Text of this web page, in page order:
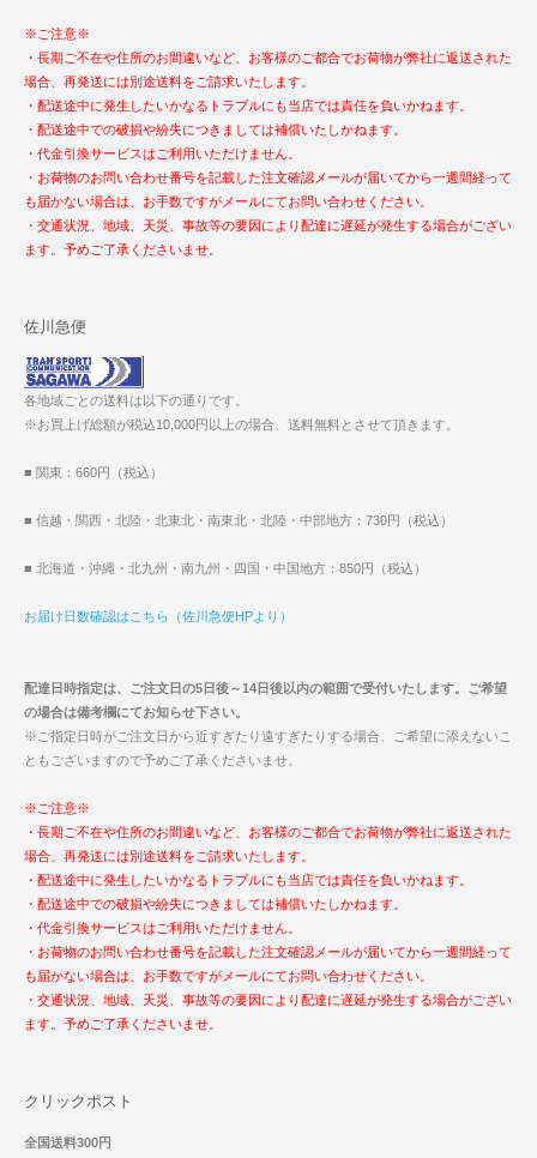
※ご注意※
・長期ご不在や住所のお間違いなど、お客様のご都合でお荷物が弊社に返送された
場合、再発送には別途送料をご請求いたします。
・配送途中に発生したいかなるトラブルにも当店では責任を負いかねます。
・配送途中での破損や紛失につきましては補償いたしかねます。
・代金引換サービスはご利用いただけません。
・お荷物のお問い合わせ番号を記載した注文確認メールが届いてから一週間経って
も届かない場合は、お手数ですがメールにてお問い合わせください。
・交通状況、地域、天災、事故等の要因により配達に遅延が発生する場合がござい
ます。予めご了承くださいませ。
佐川急便
各地域ごとの送料は以下の通りです。
※お買上げ総額が税込10,000円以上の場合、送料無料とさせて頂きます。
■ 関東：660円（税込）
■ 信越・関西・北陸・北東北・南東北・北陸・中部地方：730円（税込）
■ 北海道・沖縄・北九州・南九州・四国・中国地方：850円（税込）
お届け日数確認はこちら（佐川急便HPより）
配達日時指定は、ご注文日の5日後～14日後以内の範囲で受付いたします。ご希望
の場合は備考欄にてお知らせ下さい。
※ご指定日時がご注文日から近すぎたり遠すぎたりする場合、ご希望に添えないこ
ともございますので予めご了承くださいませ。
※ご注意※
・長期ご不在や住所のお間違いなど、お客様のご都合でお荷物が弊社に返送された
場合、再発送には別途送料をご請求いたします。
・配送途中に発生したいかなるトラブルにも当店では責任を負いかねます。
・配送途中での破損や紛失につきましては補償いたしかねます。
・代金引換サービスはご利用いただけません。
・お荷物のお問い合わせ番号を記載した注文確認メールが届いてから一週間経って
も届かない場合は、お手数ですがメールにてお問い合わせください。
・交通状況、地域、天災、事故等の要因により配達に遅延が発生する場合がござい
ます。予めご了承くださいませ。
クリックポスト
全国送料300円